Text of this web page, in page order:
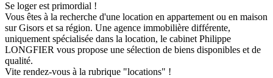
Se loger est primordial !
Vous êtes à la recherche d'une location en appartement ou en maison
sur Gisors et sa région. Une agence immobilière différente,
uniquement spécialisée dans la location, le cabinet Philippe
LONGFIER vous propose une sélection de biens disponibles et de
qualité.
Vite rendez-vous à la rubrique "locations" !